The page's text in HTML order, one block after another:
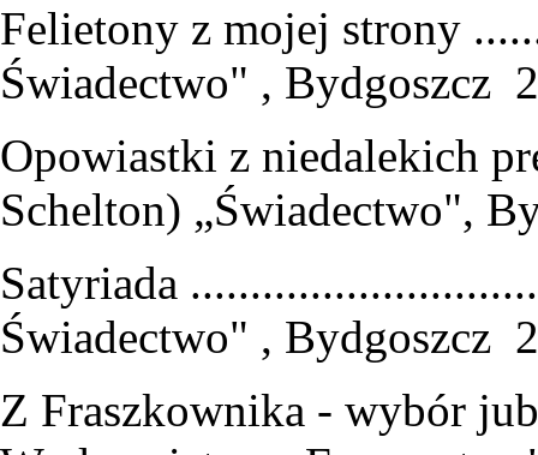
Felietony z mojej strony
Świadectwo" , Bydgoszcz
Opowiastki z niedalekich
Schelton) „Świadectwo",
Satyriada
Świadectwo" , Bydgoszcz
Z Fraszkownika - wybór